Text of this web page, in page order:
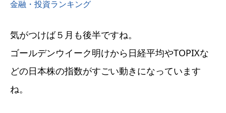
金融・投資ランキング
気がつけば５月も後半ですね。
ゴールデンウイーク明けから日経平均やTOPIXな
どの日本株の指数がすごい動きになっています
ね。